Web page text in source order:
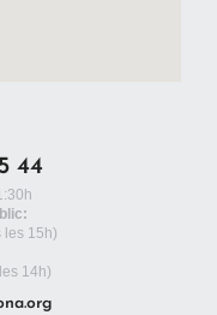
44
les 15h)
14h)